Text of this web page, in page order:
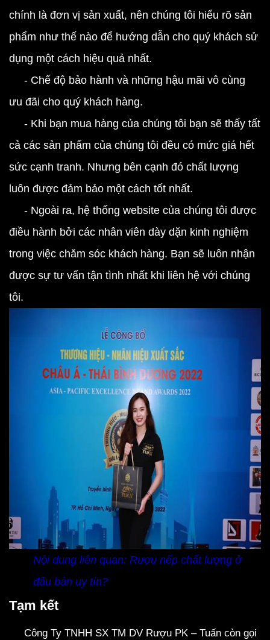
chính là đơn vị sản xuất, nên chúng tôi hiểu rõ sản
phẩm như thế nào để hướng dẫn cho quý khách sử
dụng một cách hiệu quả nhất.
- Chế độ bảo hành và những hậu mãi vô cùng
ưu đãi cho quý khách hàng.
- Khi bạn mua hàng của chúng tôi bạn sẽ thấy tất
cả các sản phẩm của chúng tôi đều có mức giá hết
sức cạnh tranh. Nhưng bên cạnh đó chất lượng
luôn được đảm bảo một cách tốt nhất.
- Ngoài ra, hệ thống website của chúng tôi được
điều hành bởi các nhân viên dày dặn kinh nghiệm
trong việc chăm sóc khách hàng. Bạn sẽ luôn nhận
được sự tư vấn tận tình nhất khi liên hệ với chúng
tôi.
Nội dung liên quan: Rượu nếp chất lượng ở
đâu bán uy tín?
Tạm kết
Công Ty TNHH SX TM DV Rượu PK – Tuấn còn gọi